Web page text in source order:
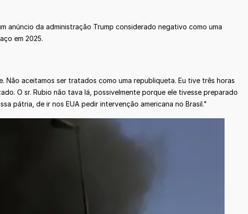
anúncio da administração Trump considerado negativo como uma
em 2025.
aceitamos ser tratados como uma republiqueta. Eu tive três horas
O sr. Rubio não tava lá, possivelmente porque ele tivesse preparado
pátria, de ir nos EUA pedir intervenção americana no Brasil."